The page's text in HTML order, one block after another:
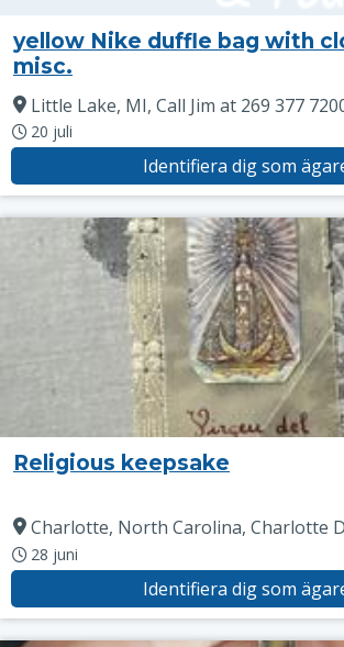
yellow Nike duffle bag with
misc.
Little Lake, MI, Call Jim at 269 377
20 juli
Identifiera dig som
Religious keepsake
Charlotte, North Carolina, Charlotte
28 juni
Identifiera dig som